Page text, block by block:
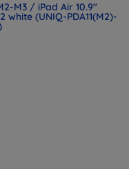
M3 / iPad Air 10.9"
(UNIQ-PDA11(M2)-